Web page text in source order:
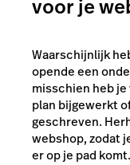
voor je
Waarschijnlijk
opende een
misschien heb
plan bijgewerkt
geschreven.
webshop, zodat
er op je pad komt.